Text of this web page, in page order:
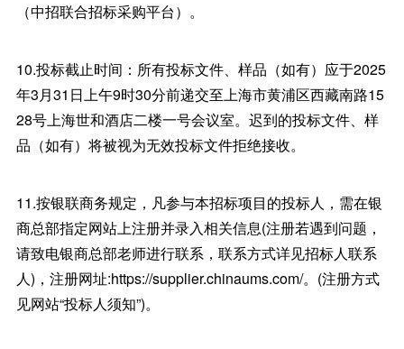
（中招联合招标采购平台）。
10.投标截止时间：所有投标文件、样品（如有）应于2025
年3月31日上午9时30分前递交至上海市黄浦区西藏南路15
28号上海世和酒店二楼一号会议室。迟到的投标文件、样
品（如有）将被视为无效投标文件拒绝接收。
11.按银联商务规定，凡参与本招标项目的投标人，需在银
商总部指定网站上注册并录入相关信息(注册若遇到问题，
请致电银商总部老师进行联系，联系方式详见招标人联系
人)，注册网址:https://supplier.chinaums.com/。(注册方式
见网站“投标人须知”)。